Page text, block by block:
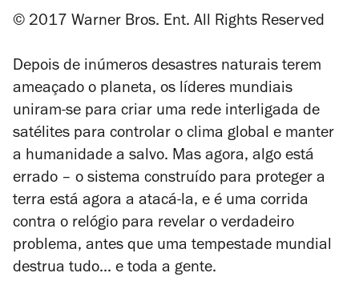
© 2017 Warner Bros. Ent. All Rights Reserved
Depois de inúmeros desastres naturais terem
ameaçado o planeta, os líderes mundiais
uniram-se para criar uma rede interligada de
satélites para controlar o clima global e manter
a humanidade a salvo. Mas agora, algo está
errado – o sistema construído para proteger a
terra está agora a atacá-la, e é uma corrida
contra o relógio para revelar o verdadeiro
problema, antes que uma tempestade mundial
destrua tudo... e toda a gente.